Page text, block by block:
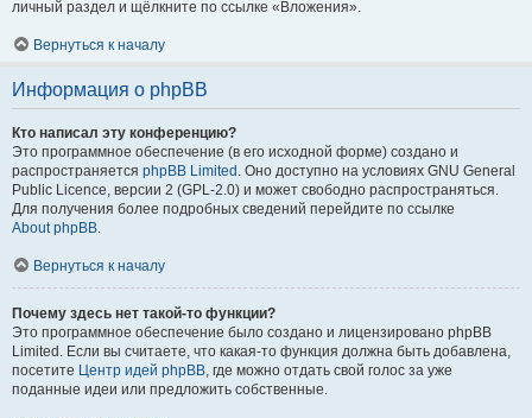
личный раздел и щёлкните по ссылке «Вложения».
Вернуться к началу
Информация о phpBB
Кто написал эту конференцию?
Это программное обеспечение (в его исходной форме) создано и
распространяется phpBB Limited . Оно доступно на условиях GNU General
Public Licence, версии 2 (GPL-2.0) и может свободно распространяться.
Для получения более подробных сведений перейдите по ссылке
About phpBB.
Вернуться к началу
Почему здесь нет такой-то функции?
Это программное обеспечение было создано и лицензировано phpBB
Limited. Если вы считаете, что какая-то функция должна быть добавлена,
посетите Центр идей phpBB, где можно отдать свой голос за уже
поданные идеи или предложить собственные.